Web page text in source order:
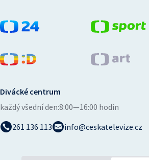
Divácké centrum
každý všední den:8:00—16:00 hodin
261 136 113
info@ceskatelevize.cz